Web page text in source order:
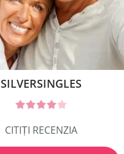
SILVERSINGLES
CITIȚI RECENZIA